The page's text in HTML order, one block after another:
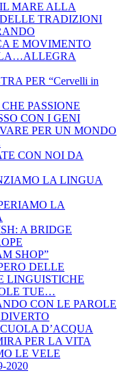
MARE ALLA
TRADIZIONI
E MOVIMENTO
PER “Cervelli in
PASSIONE
CON I GENI
PER UN MONDO
CON NOI DA
LA LINGUA
LA
A BRIDGE
SHOP”
DELLE
LINGUISTICHE
TUE…
CON LE PAROLE
D’ACQUA
PER LA VITA
LE VELE
2020